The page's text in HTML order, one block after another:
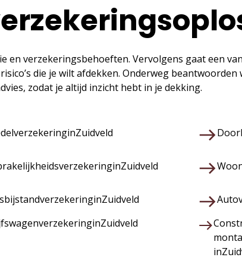
en verzekeringsbehoeften. Vervolgens gaat een
die je wilt afdekken. Onderweg
zodat je altijd inzicht hebt in je dekking.
inZuidveld
inZuidveld
inZuidveld
inZuidveld
in